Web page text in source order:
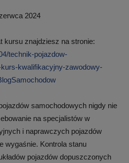
2024
kursu znajdziesz na stronie:
technik-pojazdow-
kwalifikacyjny-zawodowy-
samochodowych nigdy nie
na specjalistów w
i naprawczych pojazdów
wygaśnie. Kontrola stanu
pojazdów dopuszczonych